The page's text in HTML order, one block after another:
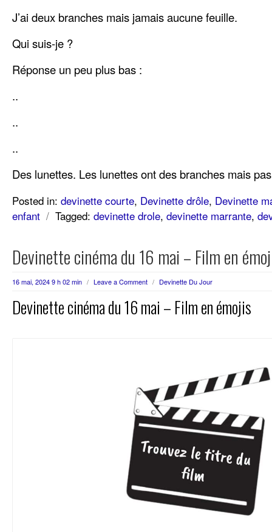
J’ai deux branches mais jamais aucune feuille.
Qui suis-je ?
Réponse un peu plus bas :
..
..
..
Des lunettes. Les lunettes ont des branches mais
Posted in: devinette courte, Devinette drôle, Devinette
enfant / Tagged: devinette drole, devinette marrante,
Devinette cinéma du 16 mai – Film en
16 mai, 2024 9 h 02 min / Leave a Comment / Devinette Du Jour
Devinette cinéma du 16 mai – Film en émojis